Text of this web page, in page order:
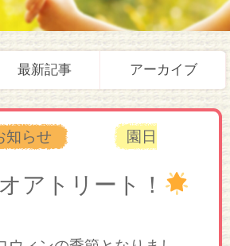
最新記事 アーカイブ
知らせ
園日
アトリート！